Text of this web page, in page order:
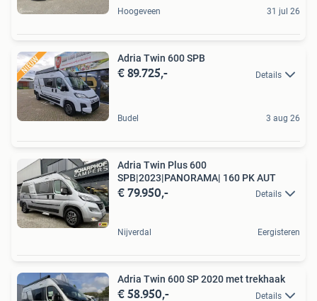
Hoogeveen 31 jul 26
Adria Twin 600 SPB
€ 89.725,- Details
Budel 3 aug 26
Adria Twin Plus 600
SPB|2023|PANORAMA| 160 PK AUT
€ 79.950,- Details
Nijverdal Eergisteren
Adria Twin 600 SP 2020 met trekhaak
€ 58.950,- Details